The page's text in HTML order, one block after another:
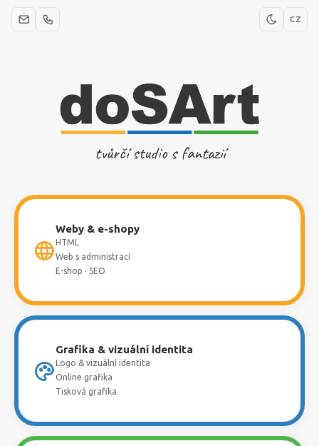
CZ
tvůrčí studio s fantazií
Weby & e-shopy
HTML
Web s administrací
E-shop · SEO
Grafika & vizuální identita
Logo & vizuální identita
Online grafika
Tisková grafika